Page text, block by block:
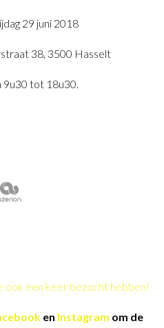
29 juni 2018
38, 3500 Hasselt
9u30 tot 18u30.
ook een keer bezocht hebben!
en Instagram om de